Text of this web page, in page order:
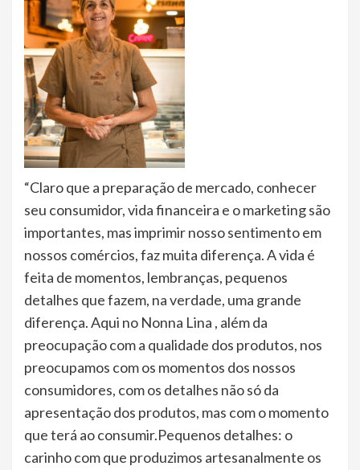
“Claro que a preparação de mercado, conhecer
seu consumidor, vida financeira e o marketing são
importantes, mas imprimir nosso sentimento em
nossos comércios, faz muita diferença. A vida é
feita de momentos, lembranças, pequenos
detalhes que fazem, na verdade, uma grande
diferença. Aqui no Nonna Lina , além da
preocupação com a qualidade dos produtos, nos
preocupamos com os momentos dos nossos
consumidores, com os detalhes não só da
apresentação dos produtos, mas com o momento
que terá ao consumir.Pequenos detalhes: o
carinho com que produzimos artesanalmente os